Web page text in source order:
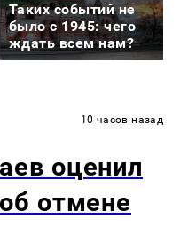
Таких событий не
было с 1945: чего
ждать всем нам?
10 часов назад
оценил
отмене